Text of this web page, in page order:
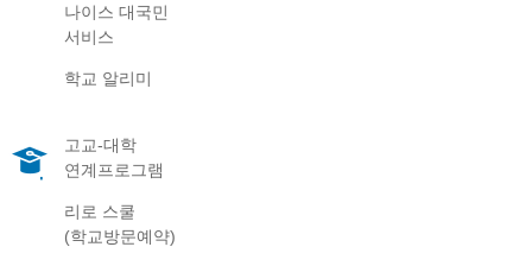
나이스 대국민
서비스
학교 알리미
고교-대학
연계프로그램
리로 스쿨
(학교방문예약)